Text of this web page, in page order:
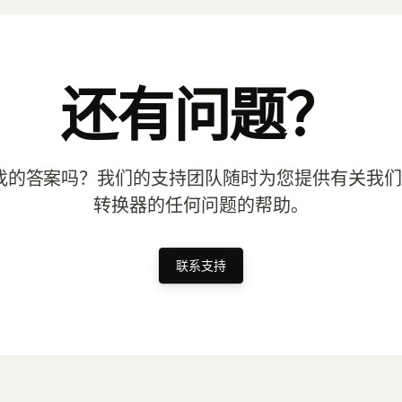
还有问题？
的答案吗？我们的支持团队随时为您提供有关我们
转换器的任何问题的帮助。
联系支持